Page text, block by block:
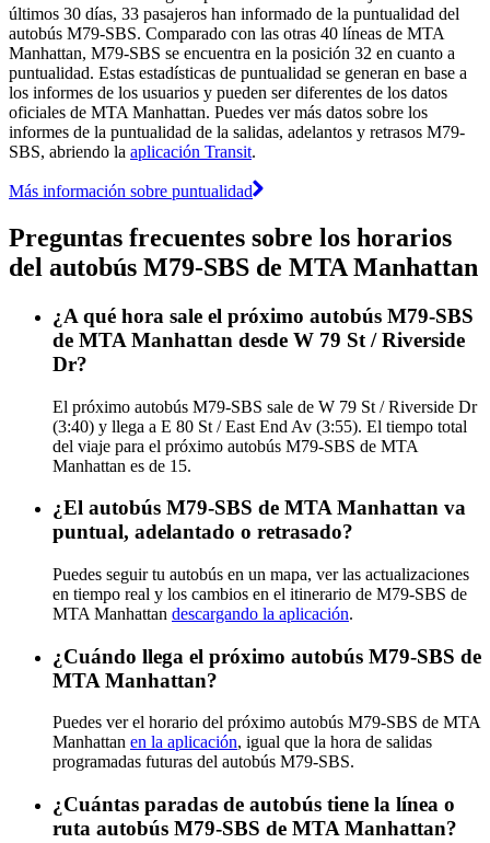
últimos 30 días, 33 pasajeros han informado de la puntualidad del
autobús M79-SBS. Comparado con las otras 40 líneas de MTA
Manhattan, M79-SBS se encuentra en la posición 32 en cuanto a
puntualidad. Estas estadísticas de puntualidad se generan en base a
los informes de los usuarios y pueden ser diferentes de los datos
oficiales de MTA Manhattan. Puedes ver más datos sobre los
informes de la puntualidad de la salidas, adelantos y retrasos M79-
SBS, abriendo la aplicación Transit.
Más información sobre puntualidad
Preguntas frecuentes sobre los horarios
del autobús M79-SBS de MTA Manhattan
¿A qué hora sale el próximo autobús M79-SBS
de MTA Manhattan desde W 79 St / Riverside
Dr?
El próximo autobús M79-SBS sale de W 79 St / Riverside Dr
(3:40) y llega a E 80 St / East End Av (3:55). El tiempo total
del viaje para el próximo autobús M79-SBS de MTA
Manhattan es de 15.
¿El autobús M79-SBS de MTA Manhattan va
puntual, adelantado o retrasado?
Puedes seguir tu autobús en un mapa, ver las actualizaciones
en tiempo real y los cambios en el itinerario de M79-SBS de
MTA Manhattan descargando la aplicación.
¿Cuándo llega el próximo autobús M79-SBS de
MTA Manhattan?
Puedes ver el horario del próximo autobús M79-SBS de MTA
Manhattan en la aplicación, igual que la hora de salidas
programadas futuras del autobús M79-SBS.
¿Cuántas paradas de autobús tiene la línea o
ruta autobús M79-SBS de MTA Manhattan?